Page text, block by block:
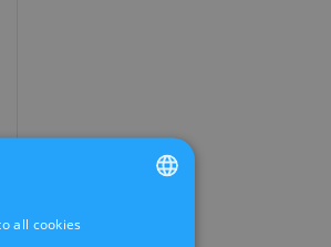
all cookies